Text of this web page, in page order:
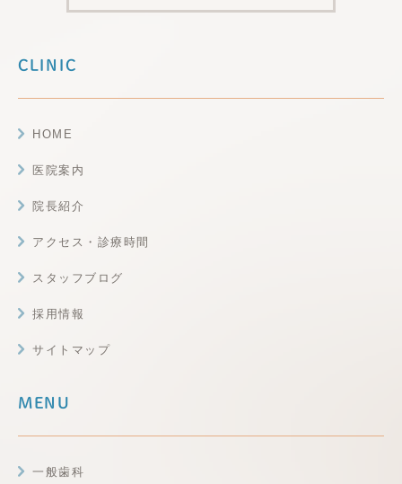
CLINIC
HOME
医院案内
院長紹介
アクセス・診療時間
スタッフブログ
採用情報
サイトマップ
MENU
一般歯科